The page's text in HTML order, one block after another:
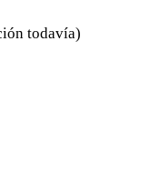
todavía)